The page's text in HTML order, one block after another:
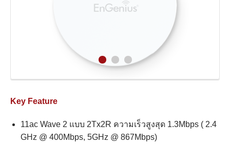
Key Feature
11ac Wave 2 แบบ 2Tx2R ความเร็วสูงสุด 1.3Mbps ( 2.4
GHz @ 400Mbps, 5GHz @ 867Mbps)